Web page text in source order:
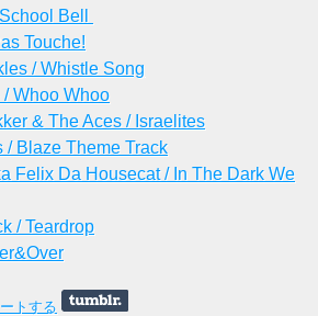
Bell
Touche!
/ Whistle Song
Whoo Whoo
& The Aces / Israelites
Blaze Theme Track
Felix Da Housecat / In The Dark We
/ Teardrop
トする